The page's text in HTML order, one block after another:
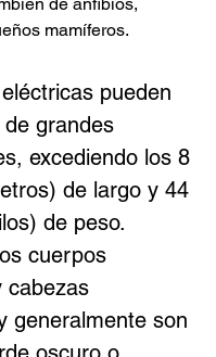
mamíferos.
pueden
grandes
excediendo los 8
de largo y 44
de peso.
cuerpos
cabezas
generalmente son